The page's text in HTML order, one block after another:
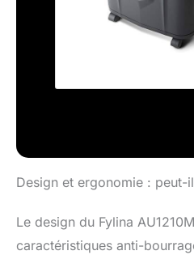
Design et ergonomie : peut-
Le design du Fylina
caractéristiques anti-